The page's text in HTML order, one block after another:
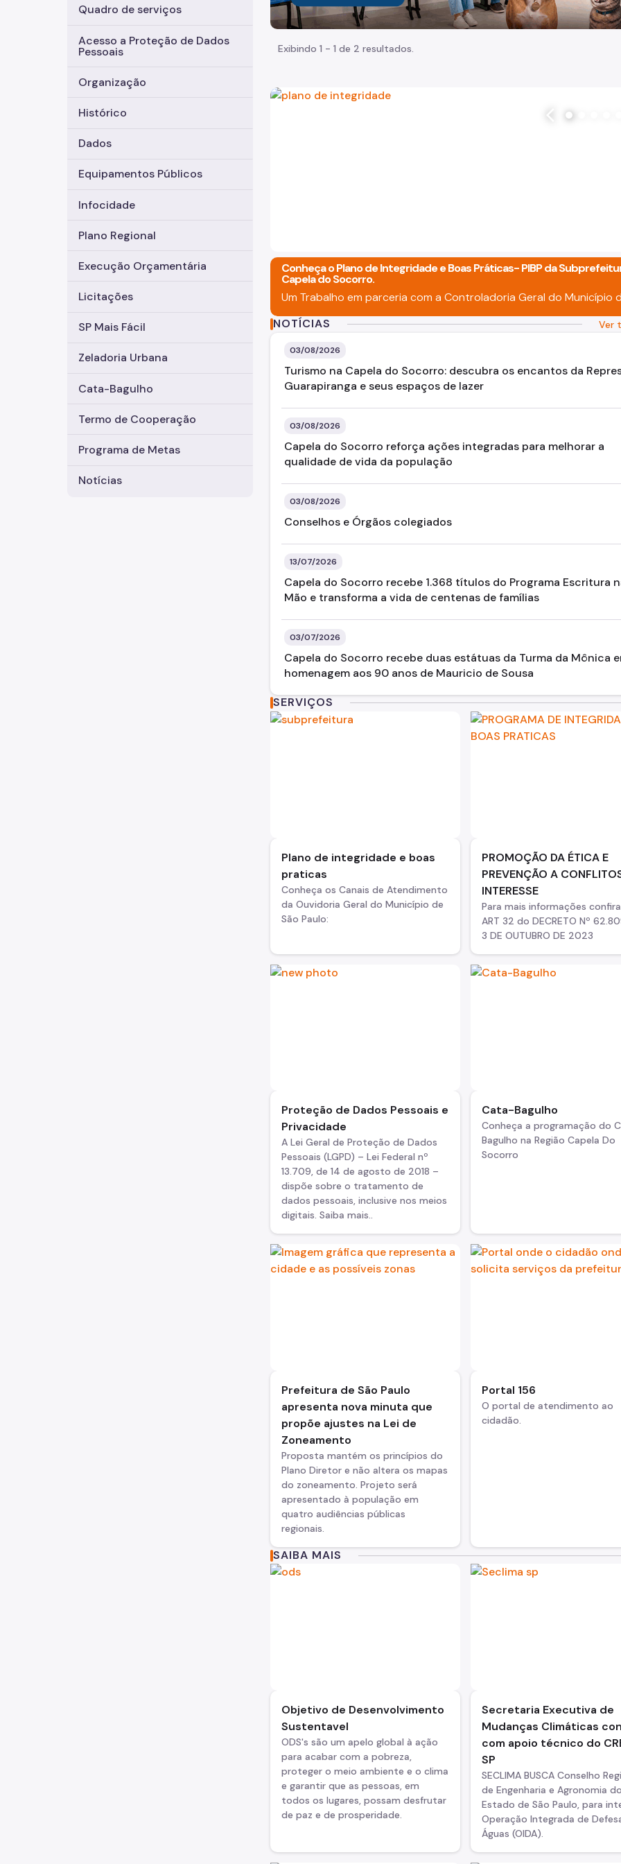
Quadro de serviços
Acesso a Proteção de Dados
Pessoais
Organização
Histórico
Dados
Equipamentos Públicos
Infocidade
Plano Regional
Execução Orçamentária
Licitações
SP Mais Fácil
Zeladoria Urbana
Cata-Bagulho
Termo de Cooperação
Programa de Metas
Notícias
Exibindo 1 - 1 de 2 resultados.
Capela Do Socorro
reforma de plantio entre outros serviços
plano de integridade
Conheça o Plano de Integridade e Boas Práticas- PIBP da
Capela do Socorro.
Um Trabalho em parceria com a Controladoria Geral do Município
arrow_back_ios
NOTÍCIAS Ver
03/08/2026
Turismo na Capela do Socorro: descubra os encantos da
Guarapiranga e seus espaços de lazer
03/08/2026
Capela do Socorro reforça ações integradas para melhorar a
qualidade de vida da população
03/08/2026
Conselhos e Órgãos colegiados
13/07/2026
Capela do Socorro recebe 1.368 títulos do Programa Escritura
Mão e transforma a vida de centenas de famílias
03/07/2026
Capela do Socorro recebe duas estátuas da Turma da Mônica
homenagem aos 90 anos de Mauricio de Sousa
SERVIÇOS
Plano de integridade e boas
praticas
Conheça os Canais de Atendimento
da Ouvidoria Geral do Município de
São Paulo:
PROMOÇÃO DA ÉTICA E
PREVENÇÃO A
INTERESSE
Para mais informações
ART 32 do DECRETO Nº
3 DE OUTUBRO DE 2023
Proteção de Dados Pessoais e
Privacidade
A Lei Geral de Proteção de Dados
Pessoais (LGPD) – Lei Federal nº
13.709, de 14 de agosto de 2018 –
dispõe sobre o tratamento de
dados pessoais, inclusive nos meios
digitais. Saiba mais..
Cata-Bagulho
Conheça a programação do
Bagulho na Região Capela Do
Socorro
Prefeitura de São Paulo
apresenta nova minuta que
propõe ajustes na Lei de
Zoneamento
Proposta mantém os princípios do
Plano Diretor e não altera os mapas
do zoneamento. Projeto será
apresentado à população em
quatro audiências públicas
regionais.
Portal 156
O portal de atendimento ao
cidadão.
SAIBA MAIS
Objetivo de Desenvolvimento
Sustentavel
ODS's são um apelo global à ação
para acabar com a pobreza,
proteger o meio ambiente e o clima
e garantir que as pessoas, em
todos os lugares, possam desfrutar
de paz e de prosperidade.
Secretaria Executiva de
Mudanças Climáticas
com apoio técnico do
SP
SECLIMA BUSCA Conselho
de Engenharia e Agronomia do
Estado de São Paulo, para
Operação Integrada de
Águas (OIDA).